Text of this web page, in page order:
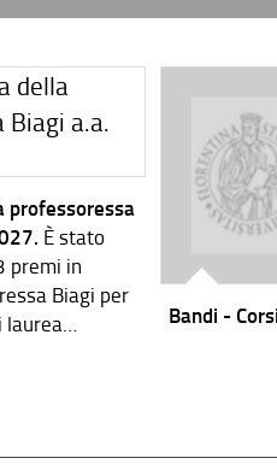
professoressa
È stato
premi in
Biagi per
laurea
Bandi -